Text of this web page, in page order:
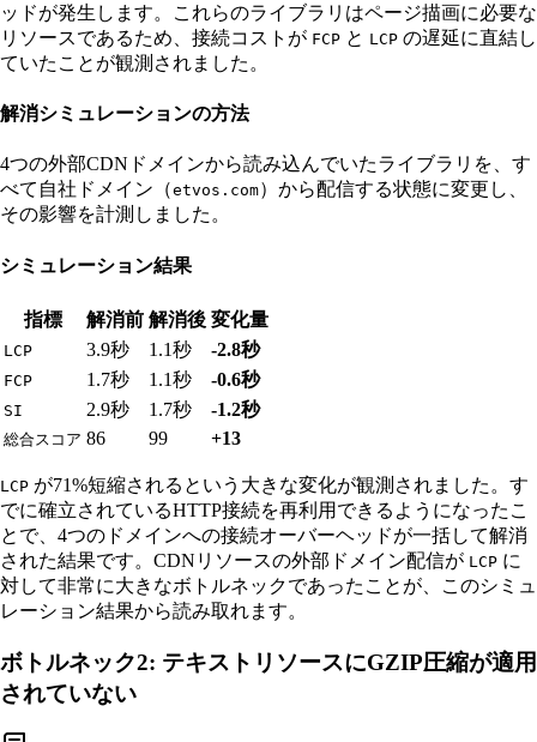
ッドが発生します。これらのライブラリはページ描画に必要な
リソースであるため、接続コストが FCP と LCP の遅延に直結し
ていたことが観測されました。
解消シミュレーションの方法
4つの外部CDNドメインから読み込んでいたライブラリを、す
べて自社ドメイン（etvos.com）から配信する状態に変更し、
その影響を計測しました。
シミュレーション結果
指標 解消前 解消後 変化量
LCP 3.9秒 1.1秒 -2.8秒
FCP 1.7秒 1.1秒 -0.6秒
SI 2.9秒 1.7秒 -1.2秒
総合スコア 86 99 +13
LCP が71%短縮されるという大きな変化が観測されました。す
でに確立されているHTTP接続を再利用できるようになったこ
とで、4つのドメインへの接続オーバーヘッドが一括して解消
された結果です。CDNリソースの外部ドメイン配信が LCP に
対して非常に大きなボトルネックであったことが、このシミュ
レーション結果から読み取れます。
ボトルネック2: テキストリソースにGZIP圧縮が適用
されていない